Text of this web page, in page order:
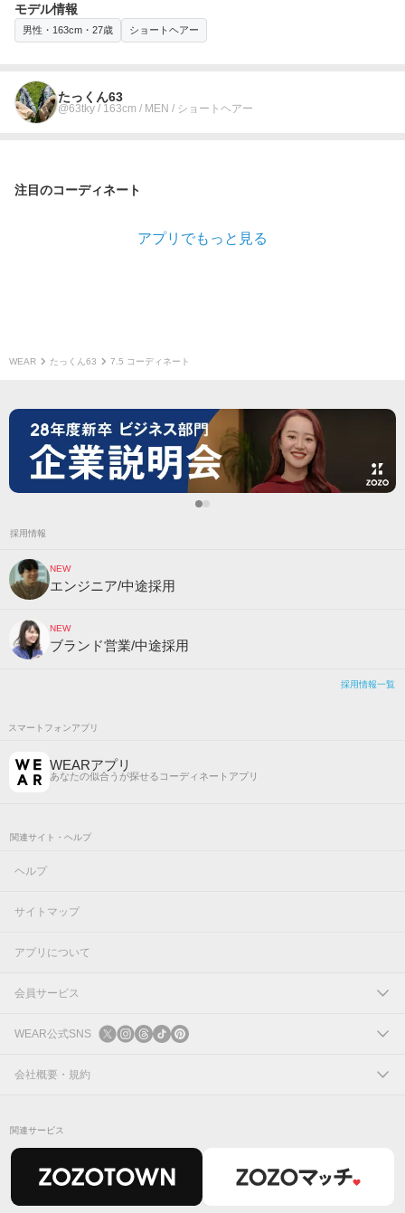
モデル情報
男性・163cm・27歳 ショートヘアー
たっくん63
@63tky / 163cm / MEN / ショートヘアー
注目のコーディネート
アプリでもっと見る
WEAR たっくん63 7.5 コーディネート
採用情報
NEW
エンジニア/中途採用
NEW
ブランド営業/中途採用
採用情報一覧
スマートフォンアプリ
WEARアプリ
あなたの似合うが探せるコーディネートアプリ
関連サイト・ヘルプ
ヘルプ
サイトマップ
アプリについて
会員サービス
ログイン
新規会員登録
WEAR公式SNS
X
会社概要・規約
関連サービス